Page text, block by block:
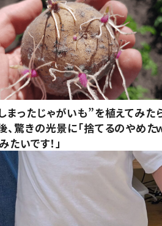
まったじゃがいも”を植えてみ
驚きの光景に「捨てるのやめた
たいです！」